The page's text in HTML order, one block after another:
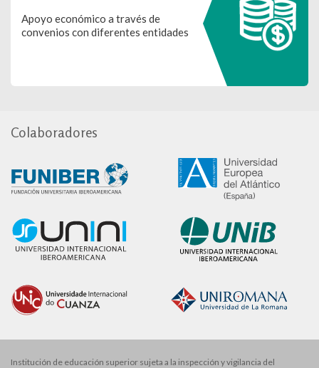
Apoyo económico a través de
convenios con diferentes entidades
Colaboradores
Institución de educación superior sujeta a la inspección y vigilancia del